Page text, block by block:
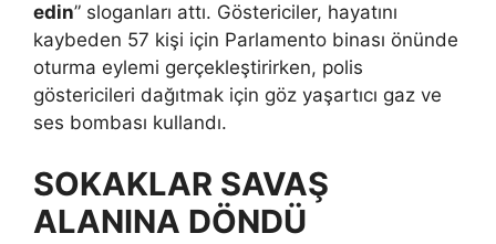
edin” sloganları attı. Göstericiler, hayatını
kaybeden 57 kişi için Parlamento binası önünde
oturma eylemi gerçekleştirirken, polis
göstericileri dağıtmak için göz yaşartıcı gaz ve
ses bombası kullandı.
SOKAKLAR SAVAŞ
ALANINA DÖNDÜ